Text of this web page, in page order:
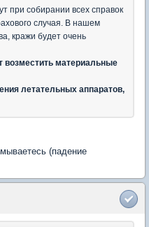
при собирании всех справок
случая. В нашем
кражи будет очень
возместить материальные
летательных аппаратов,
(падение